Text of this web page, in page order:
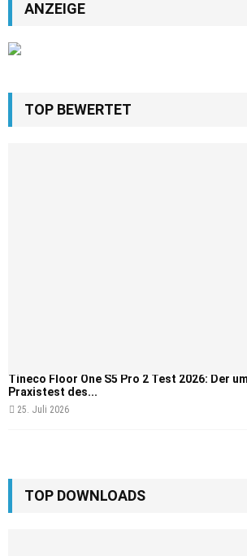
ANZEIGE
TOP BEWERTET
Tineco Floor One S5 Pro 2 Test 2026: Der
Praxistest des...
25. Juli 2026
TOP DOWNLOADS